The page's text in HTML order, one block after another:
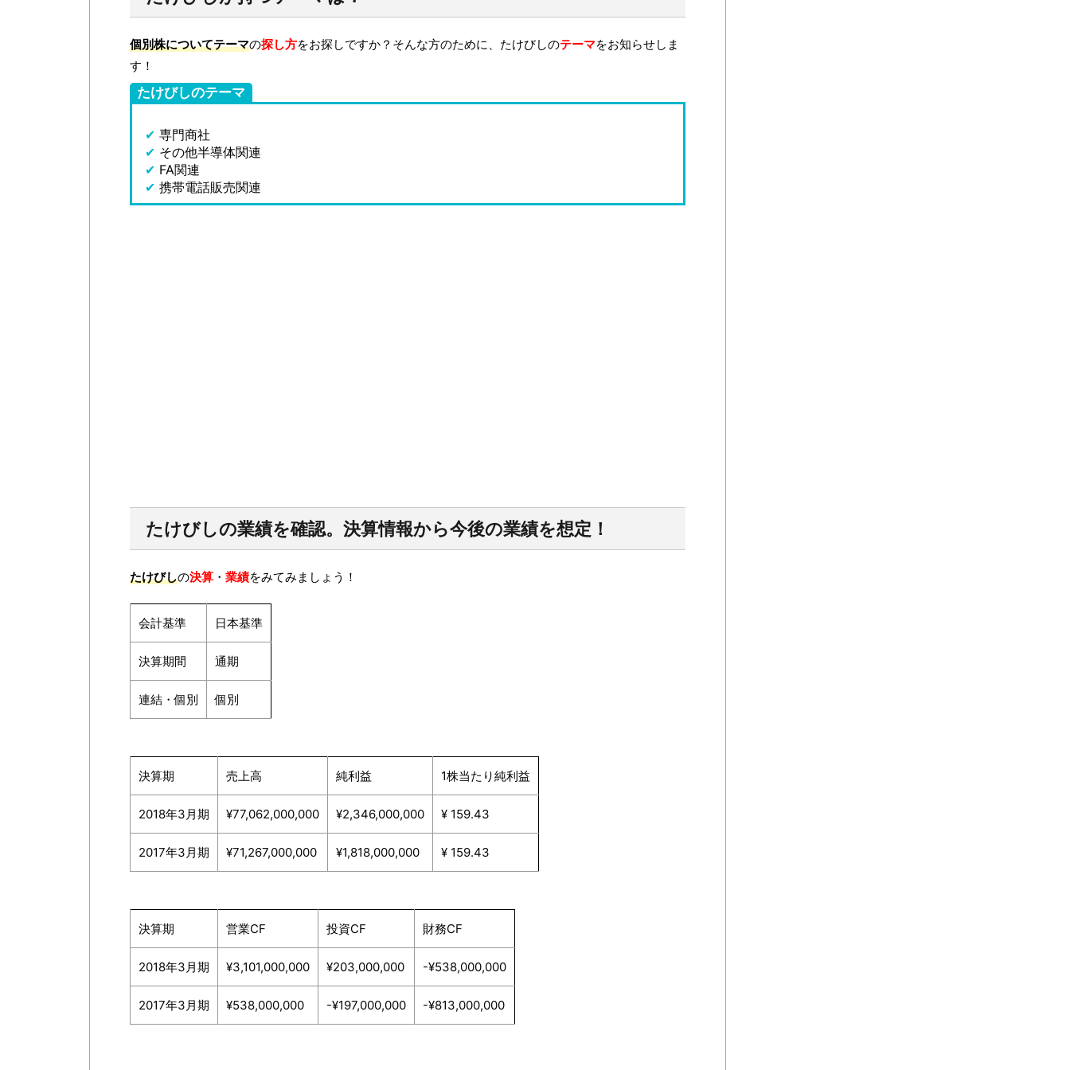
個別株についてテーマの探し方をお探しですか？そんな方のために、たけびしのテーマをお知らせしま
す！
たけびしのテーマ
✔ 専門商社
✔ その他半導体関連
✔ FA関連
✔ 携帯電話販売関連
たけびしの業績を確認。決算情報から今後の業績を想定！
たけびしの決算 ・ 業績をみてみましょう！
会計基準 日本基準
決算期間 通期
連結・個別 個別
決算期 売上高 純利益 1株当たり純利益
2018年3月期 ¥77,062,000,000 ¥2,346,000,000 ¥ 159.43
2017年3月期 ¥71,267,000,000 ¥1,818,000,000 ¥ 159.43
決算期 営業CF 投資CF 財務CF
2018年3月期 ¥3,101,000,000 ¥203,000,000 -¥538,000,000
2017年3月期 ¥538,000,000 -¥197,000,000 -¥813,000,000